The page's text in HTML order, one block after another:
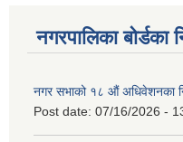
नगरपालिका बोर्डका
नगर सभाको १८ औं अधिवेशनका
Post date: 07/16/2026 -